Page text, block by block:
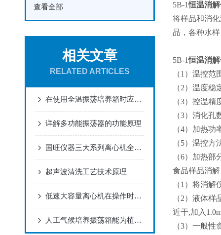
查看全部
相关文章
RELATED ARTICLES
在使用全温振荡培养箱时应注意的事项有哪些
详解多功能振荡器的功能原理
国旺仪器三大系列离心机全面解析及选型指南
超声波清洗工艺技术原理
低速大容量离心机在操作时必须注意6大点
人工气候培养振荡箱能为植物提供适宜的生长环境
5B-1恒温消
将样品和消
品，各种水
5B-1恒温消
（1）温控
（2）温度
（3）控温精
（3）消化
（4）加热功
（5）温控
（6）加热部
食品样品消
（1）将消
（2）液体
近干,加入
（3）一般